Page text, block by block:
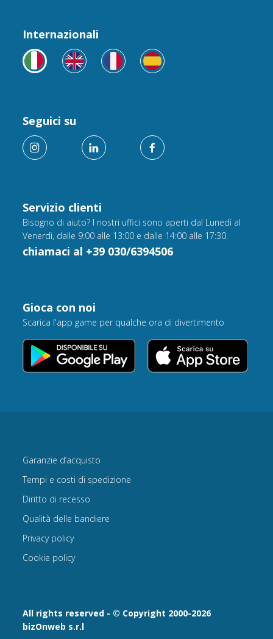
Servizio clienti
Bisogno di aiuto? I nostri uffici sono aperti dal Lunedì al
Venerdì, dalle 9:00 alle 13:00 e dalle 14:00 alle 17:30.
chiamaci al +39 030/6394506
Internazionali
Seguici su
Gioca con noi
Scarica l'app game per qualche ora di divertimento
All rights reserved - © Copyright 2000-2026
bizOnweb s.r.l
Garanzie d’acquisto
Tempi e costi di spedizione
Diritto di recesso
Qualità delle bandiere
Privacy policy
Cookie policy